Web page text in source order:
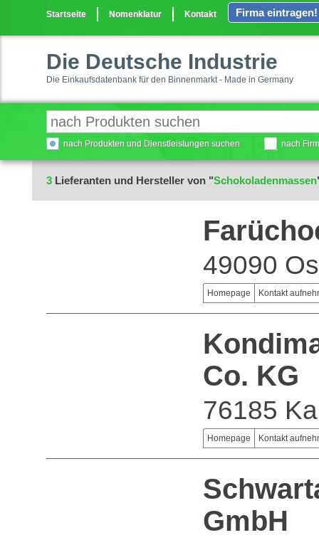
Startseite Nomenklatur Kontakt Firma eintragen!
Die Deutsche Industrie
Die Einkaufsdatenbank für den Binnenmarkt - Made in Germany
nach Produkten und Dienstleistungen suchen nach
3 Lieferanten und Hersteller von "Schokoladenmassen
49090
Homepage Kontakt
Co. KG
76185
Homepage Kontakt
GmbH